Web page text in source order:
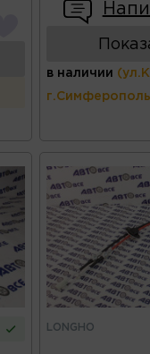
в наличии
LONGHO